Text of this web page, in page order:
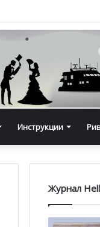
Инструкции
Журнал